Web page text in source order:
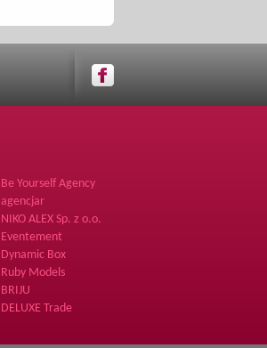
Be Yourself Agency
agencjar
NIKO ALEX Sp. z o.o.
Eventement
Dynamic Box
Ruby Models
BRIJU
DELUXE Trade